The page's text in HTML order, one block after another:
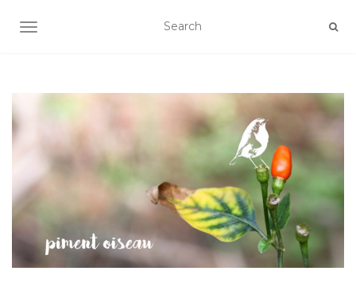
AFFICHER/MASQUER LA NAVIGATION